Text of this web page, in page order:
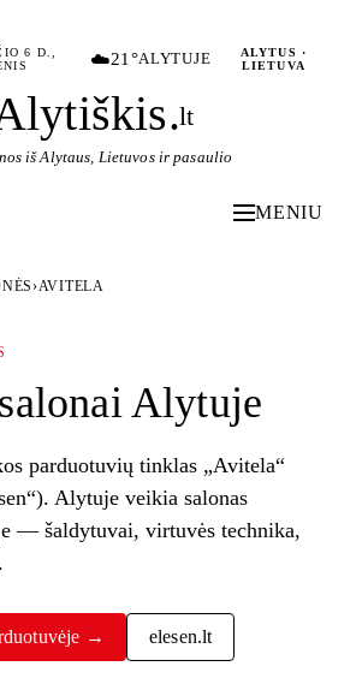
☁️21°ALYTUJE
ALYTUS ·
LIETUVA
.lt
iš Alytaus, Lietuvos ir pasaulio
MENIU
›AVITELA
Alytuje
parduotuvių tinklas „Avitela“
Alytuje veikia salonas
— šaldytuvai, virtuvės technika,
→ elesen.lt